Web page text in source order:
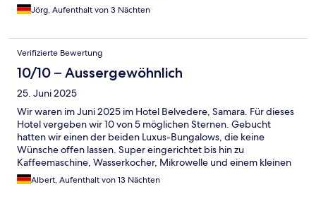
Jörg, Aufenthalt von 3 Nächten
Verifizierte Bewertung
10/10 – Aussergewöhnlich
25. Juni 2025
Wir waren im Juni 2025 im Hotel Belvedere, Samara. Für dieses
Hotel vergeben wir 10 von 5 möglichen Sternen. Gebucht
hatten wir einen der beiden Luxus-Bungalows, die keine
Wünsche offen lassen. Super eingerichtet bis hin zu
Kaffeemaschine, Wasserkocher, Mikrowelle und einem kleinen
Safe. Die Besitzer, Michaela und Manfred, haben hier ein kleines
Paradies erschaffen. Sie kümmern sich sehr liebevoll um ihre
Albert, Aufenthalt von 13 Nächten